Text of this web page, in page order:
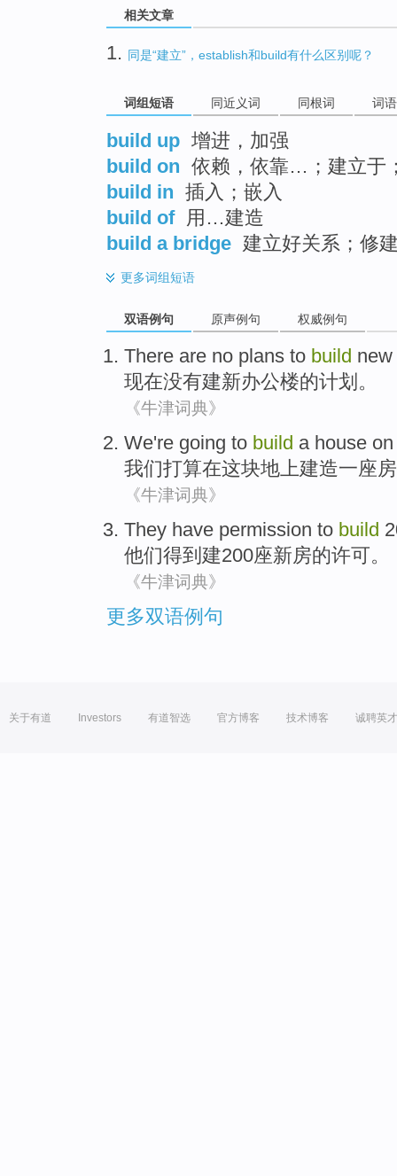
相关文章
1. 同是“建立”，establish和build有什么区别呢？
词组短语 同近义词 同根词 词
build up 增进，加强
build on 依赖，依靠…；建立
build in 插入；嵌入
build of 用…建造
build a bridge 建立好关系；修
更多词组短语
双语例句 原声例句 权威例句
There are no plans to build new
现在没有建新办公楼的计划。
《牛津词典》
We're going to build a house on
我们打算在这块地上建造一座
《牛津词典》
They have permission to build
他们得到 建200座新房的许可。
《牛津词典》
更多双语例句
关于有道 Investors 有道智选 官方博客 技术博客 诚聘英才